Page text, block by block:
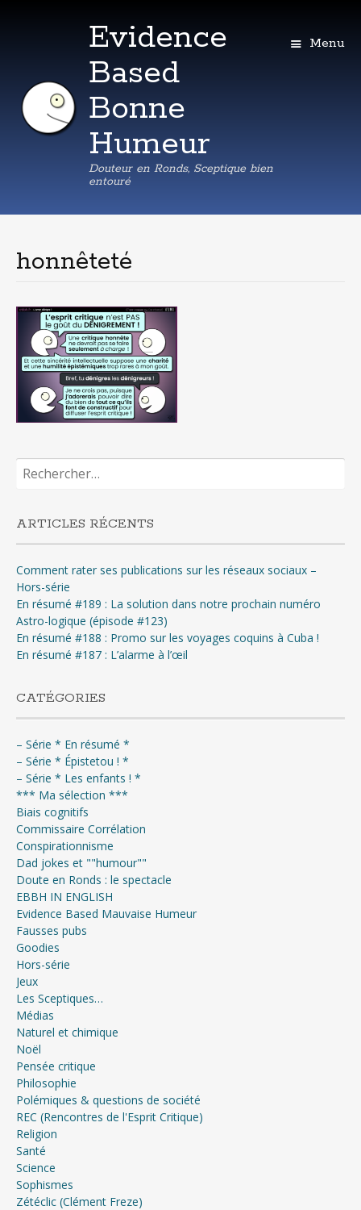
Evidence
Based
Bonne
Humeur
Douteur en Ronds, Sceptique bien
entouré
Menu
principal
honnêteté
Rechercher :
ARTICLES RÉCENTS
Comment rater ses publications sur les réseaux sociaux –
Hors-série
En résumé #189 : La solution dans notre prochain numéro
Astro-logique (épisode #123)
En résumé #188 : Promo sur les voyages coquins à Cuba !
En résumé #187 : L’alarme à l’œil
CATÉGORIES
– Série * En résumé *
– Série * Épistetou ! *
– Série * Les enfants ! *
*** Ma sélection ***
Biais cognitifs
Commissaire Corrélation
Conspirationnisme
Dad jokes et ""humour""
Doute en Ronds : le spectacle
EBBH IN ENGLISH
Evidence Based Mauvaise Humeur
Fausses pubs
Goodies
Hors-série
Jeux
Les Sceptiques…
Médias
Naturel et chimique
Noël
Pensée critique
Philosophie
Polémiques & questions de société
REC (Rencontres de l'Esprit Critique)
Religion
Santé
Science
Sophismes
Zétéclic (Clément Freze)